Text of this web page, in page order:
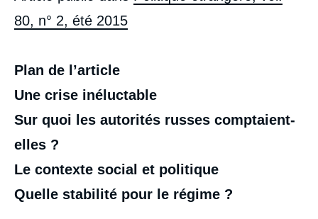
80, n° 2, été 2015
Plan de l’article
Une crise inéluctable
Sur quoi les autorités russes comptaient-
elles ?
Le contexte social et politique
Quelle stabilité pour le régime ?